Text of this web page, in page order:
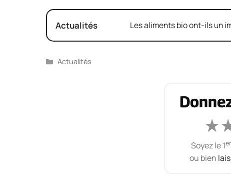
Actualités Les aliments bio ont-ils un
Catégories
Actualités
★
Soyez le 1er
ou bien